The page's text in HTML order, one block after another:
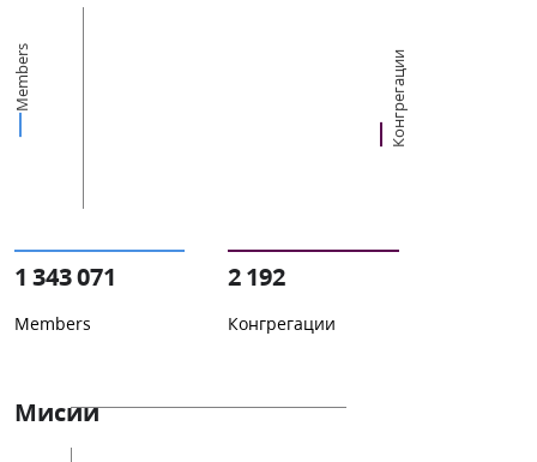
Members Конгрегации
1 343 071
Members
2 192
Конгрегации
Мисии